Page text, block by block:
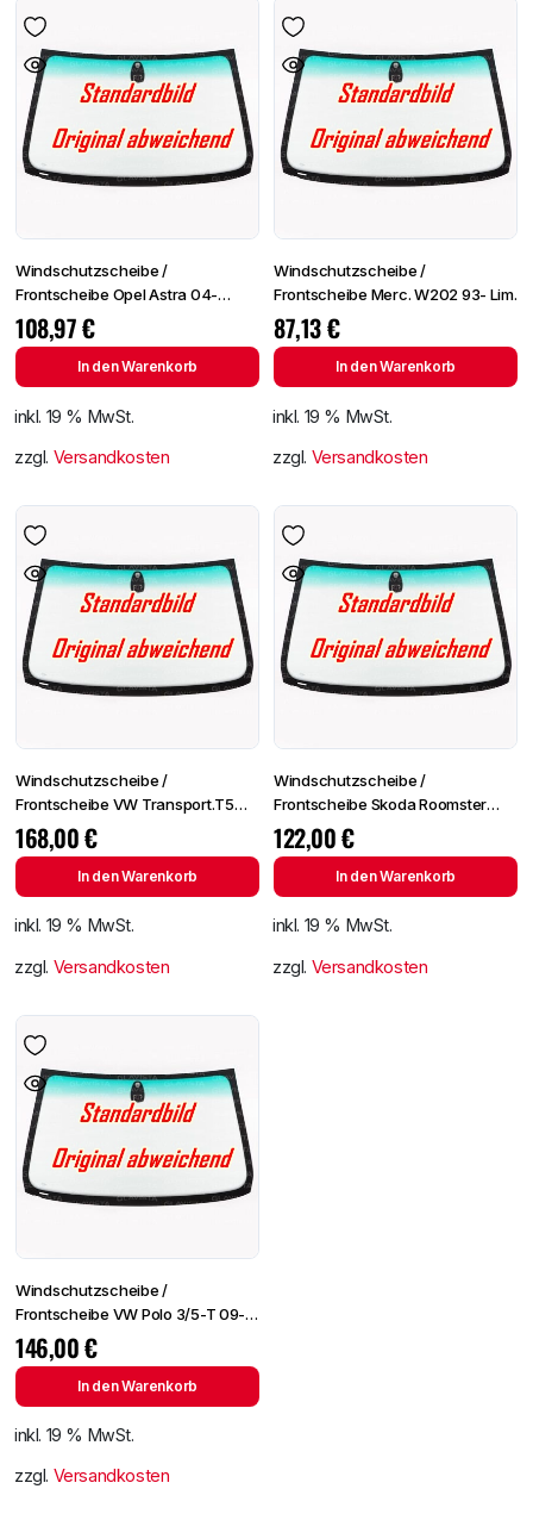
Windschutzscheibe /
Frontscheibe Opel Astra 04-
+Spiegelhalter+Sensor
108,97€
In den Warenkorb
inkl. 19 % MwSt.
zzgl. Versandkosten
Windschutzscheibe /
Frontscheibe Merc. W202 93- Lim.
87,13€
In den Warenkorb
inkl. 19 % MwSt.
zzgl. Versandkosten
Windschutzscheibe /
Frontscheibe VW Transport.T5
03- +Spiegelhalter
168,00€
In den Warenkorb
inkl. 19 % MwSt.
zzgl. Versandkosten
Windschutzscheibe /
Frontscheibe Skoda Roomster
06-/Fabia 07- +Spiegelhalter
122,00€
In den Warenkorb
inkl. 19 % MwSt.
zzgl. Versandkosten
Windschutzscheibe /
Frontscheibe VW Polo 3/5-T 09-
+Spiegelhalter
146,00€
In den Warenkorb
inkl. 19 % MwSt.
zzgl. Versandkosten